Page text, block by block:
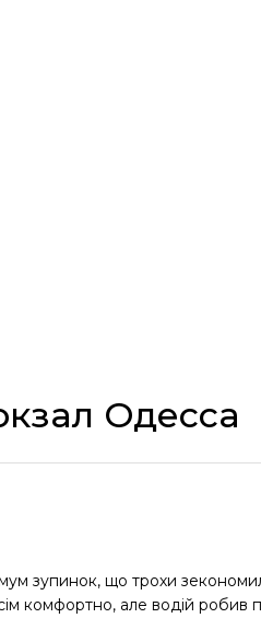
Одесса
зупинок, що трохи
комфортно, але водій робив